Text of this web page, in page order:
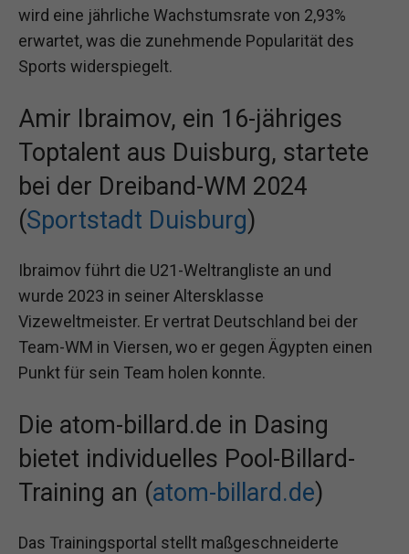
wird eine jährliche Wachstumsrate von 2,93%
erwartet, was die zunehmende Popularität des
Sports widerspiegelt.
Amir Ibraimov, ein 16-jähriges
Toptalent aus Duisburg, startete
bei der Dreiband-WM 2024
(Sportstadt Duisburg)
Ibraimov führt die U21-Weltrangliste an und
wurde 2023 in seiner Altersklasse
Vizeweltmeister. Er vertrat Deutschland bei der
Team-WM in Viersen, wo er gegen Ägypten einen
Punkt für sein Team holen konnte.
Die atom-billard.de in Dasing
bietet individuelles Pool-Billard-
Training an (atom-billard.de)
Das Trainingsportal stellt maßgeschneiderte